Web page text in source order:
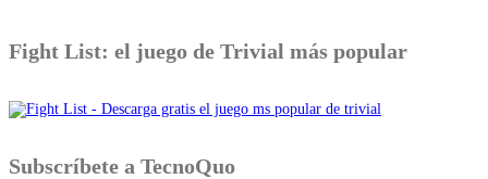
Fight List: el juego de Trivial más popular
Subscríbete a TecnoQuo